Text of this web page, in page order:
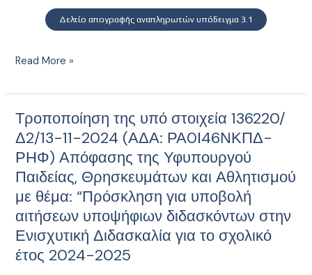
Δελτίο απογραφής αναπληρωτών υπόδειγμα 3.1
Read More »
Τροποποίηση της υπό στοιχεία 136220/
Δ2/13-11-2024 (ΑΔΑ: ΡΑ0Ι46ΝΚΠΔ-
ΡΗΦ) Απόφασης της Υφυπουργού
Παιδείας, Θρησκευμάτων και Αθλητισμού
με θέμα: “Πρόσκληση για υποβολή
αιτήσεων υποψήφιων διδασκόντων στην
Ενισχυτική Διδασκαλία για το σχολικό
έτος 2024-2025
Τροποποίηση
της
υπό
στοιχεία
136220/
Δ2/13-
11-
2024
(ΑΔΑ:
ΡΑ0Ι46ΝΚΠΔ-